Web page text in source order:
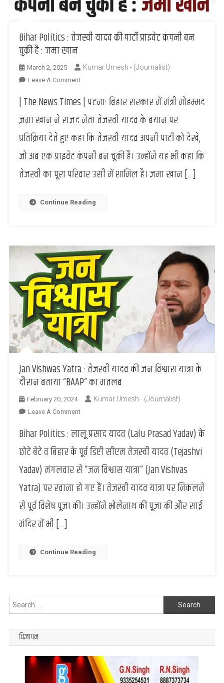
Bihar Politics : तेजस्वी यादव की पार्टी प्राइवेट कंपनी बन
चुकी है : जमा खान
March 2, 2025 Kumar Umesh - (Journalist)
Leave A CommentOn
Politics
तेजस्वी
यादव
पार्टी
प्राइवेट
चुकी
खान
| The News Times | पटना: बिहार सरकार में मंत्री मोहम्मद
ज़मा खान ने राजद नेता तेजस्वी यादव के बयान पर
प्रतिक्रिया देते हुए कहा कि तेजस्वी यादव अपनी पार्टी को देखे,
जो अब एक प्राइवेट कंपनी बन चुकी है। उन्होंने यह भी कहा कि
तेजस्वी का पूरा परिवार उसी में शामिल है। ज़मा खान […]
Continue Reading
Jan Vishwas Yatra : तेजस्वी यादव की जन विश्वास यात्रा के
दौरान बताया “BAAP” का मतलब
February 20, 2024 Kumar Umesh - (Journalist)
Leave A CommentOn
Vishwas
Yatra
:
तेजस्वी
यादव
की
जन
दौरान
मतलब
Bihar Politics : लालू प्रसाद यादव (Lalu Prasad Yadav) के
छोटे बेटे व बिहार के पूर्व डिप्टी सीएम तेजस्वी यादव (Tejashvi
Yadav) मंगलवार से “जन विश्वास यात्रा” (Jan Vishvas
Yatra) पर रवाना हो गए हैं। तेजस्वी यादव यात्रा पर निकलने
से पूर्व विशेष पूजा की। उन्होंने भोलेनाथ की पूजा की और साई
मंदिर में भी […]
Continue Reading
Search
for:
विज्ञापन